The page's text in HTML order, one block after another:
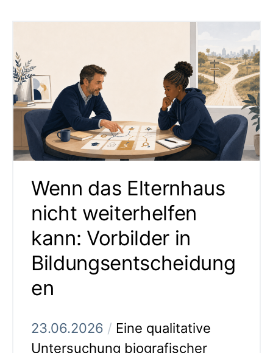
Wenn das Elternhaus
nicht weiterhelfen
kann: Vorbilder in
Bildungsentscheidung
en
23.06.2026 / Eine qualitative
Untersuchung biografischer